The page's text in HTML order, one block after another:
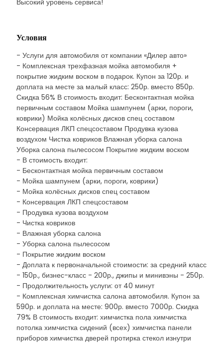
Высокий уровень сервиса!
Условия
- Услуги для автомобиля от компании «Дилер авто»
- Комплексная трехфазная мойка автомобиля +
покрытие жидким воском в подарок. Купон за 120р. и
доплата на месте за малый класс: 250р. вместо 850р.
Скидка 56% В стоимость входит: Бесконтактная мойка
первичным составом Мойка шампунем (арки, пороги,
коврики) Мойка колёсных дисков спец составом
Консервация ЛКП спецсоставом Продувка кузова
воздухом Чистка ковриков Влажная уборка салона
Уборка салона пылесосом Покрытие жидким воском
- В стоимость входит:
- Бесконтактная мойка первичным составом
- Мойка шампунем (арки, пороги, коврики)
- Мойка колёсных дисков спец составом
- Консервация ЛКП спецсоставом
- Продувка кузова воздухом
- Чистка ковриков
- Влажная уборка салона
- Уборка салона пылесосом
- Покрытие жидким воском
- Доплата к первоначальной стоимости: за средний класс
- 150р., бизнес-класс - 200р., джипы и минивэны - 250р.
- Продолжительность услуги: от 40 минут
- Комплексная химчистка салона автомобиля. Купон за
590р. и доплата на месте: 900р. вместо 7000р. Скидка
79% В стоимость входит: химчистка пола химчистка
потолка химчистка сидений (всех) химчистка панели
приборов химчистка дверей протирка стекол изнутри